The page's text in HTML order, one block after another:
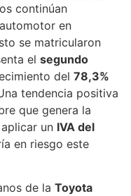
continúan
en
se matricularon
el segundo
del 78,3%
tendencia positiva
que genera la
un IVA del
en riesgo este
de la Toyota